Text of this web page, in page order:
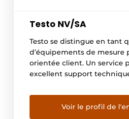
Testo NV/SA
Testo se distingue en tant
d’équipements de mesure
orientée client. Un service
excellent support
utilisant exclusivement
technologie de haute
équipements de mesure
Voir le profil de